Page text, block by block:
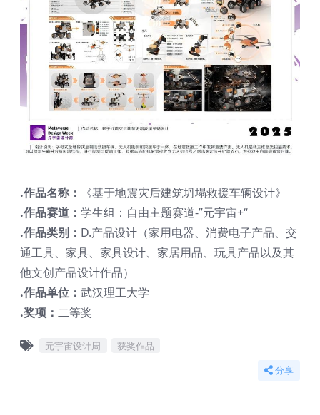
.作品名称：
《基于地震灾后建筑坍塌救援车辆设计》
.作品赛道： 学生组：自由主题赛道-”元宇宙+“
.作品类别： D.产品设计（家用电器、消费电子产品、交
通工具、家具、家具设计、家居用品、玩具产品以及其
他文创产品设计作品）
.作品单位： 武汉理工大学
.奖项： 二等奖
元宇宙设计周 获奖作品
分享